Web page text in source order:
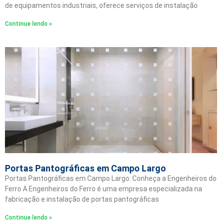
de equipamentos industriais, oferece serviços de instalação
Continue lendo »
Portas Pantográficas em Campo Largo
Portas Pantográficas em Campo Largo: Conheça a Engenheiros do
Ferro A Engenheiros do Ferro é uma empresa especializada na
fabricação e instalação de portas pantográficas
Continue lendo »